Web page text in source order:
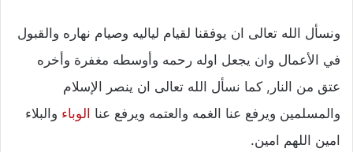
ونسأل الله تعالى ان يوفقنا لقيام لياليه وصيام نهاره والقبول
في الأعمال وان يجعل اوله رحمه وأوسطه مغفرة وأخره
عتق من النار, كما نسأل الله تعالى ان ينصر الإسلام
والمسلمين ويرفع عنا الغمه والعتمه ويرفع عنا الوباء والبلاء
امين اللهم امين.